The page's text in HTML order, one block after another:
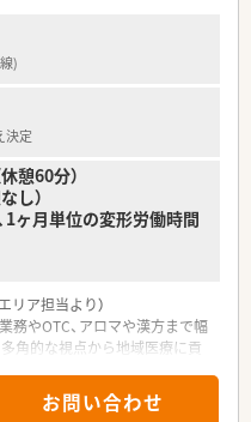
つ薬局です。
温かい雰囲気です。
い環境が整っており、同じよう
ンを非常に大切にしており、何
さが魅力です。
)
決定
憩60分）
し）
ヶ月単位の変形労働時間
リア担当より）
務やOTC、アロマや漢方まで幅
角的な視点から地域医療に貢
＊
お問い合わせ